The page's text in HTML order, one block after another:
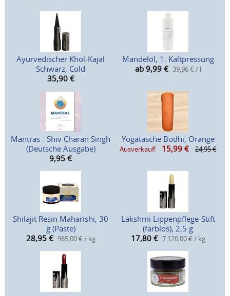
Ayurvedischer Khol-Kajal
Schwarz, Cold
35,90 €
Mandelöl, 1. Kaltpressung
ab 9,99 € 39,96 € / l
Mantras - Shiv Charan Singh
(Deutsche Ausgabe)
9,95 €
Yogatasche Bodhi, Orange
Ausverkauf! 15,99 € 24,95 €
Shilajit Resin Maharishi, 30
g (Paste)
28,95 € 965,00 € / kg
Lakshmi Lippenpflege-Stift
(farblos), 2,5 g
17,80 € 7.120,00 € / kg